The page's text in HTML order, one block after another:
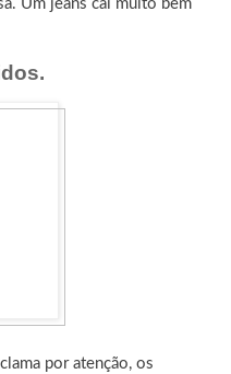
Um jeans cai muito bem
por atenção, os